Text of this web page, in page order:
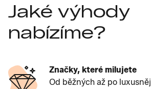
Jaké výhody
nabízíme?
Značky, které milujete
Od běžných až po